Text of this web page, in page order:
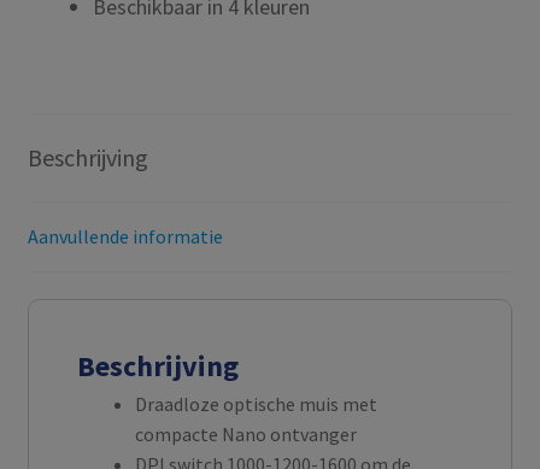
Beschikbaar in 4 kleuren
Beschrijving
Aanvullende informatie
Beschrijving
Draadloze optische muis met
compacte Nano ontvanger